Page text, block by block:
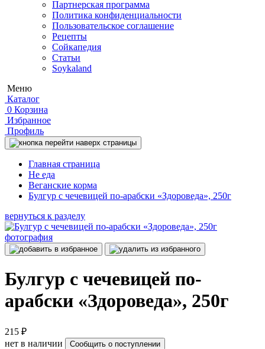
Партнерская программа
Политика конфиденциальности
Пользовательское соглашение
Рецепты
Сойкапедия
Статьи
Soykaland
Меню
Каталог
0 Корзина
Избранное
Профиль
Главная страница
Не еда
Веганские корма
Булгур с чечевицей по-арабски «Здороведа», 250г
вернуться к разделу
Булгур с чечевицей по-
арабски «Здороведа», 250г
215 ₽
нет в наличии
Сообщить о поступлении